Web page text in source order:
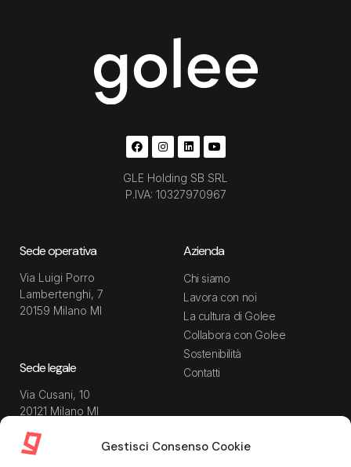
Gestisci Consenso Cookie
GLE Holding SB SRL
P.IVA: 10327970967
Sede operativa
Via Luigi Porro
Lambertenghi, 7
20159 Milano MI
Sede legale
Via Cusani, 10
20121 Milano MI
Azienda
Chi siamo
Lavora con noi
La cultura di Golee
Collabora con Golee
Sostenibilità
Contatti